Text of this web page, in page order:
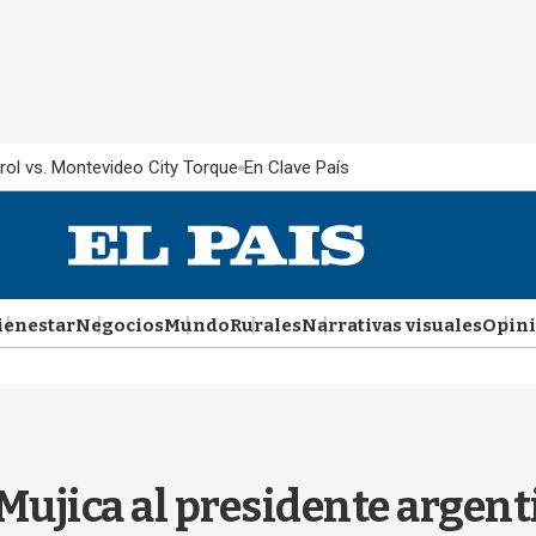
vs. Montevideo City Torque En Clave País
NegociosMundoRuralesNarrativas visuales
al presidente